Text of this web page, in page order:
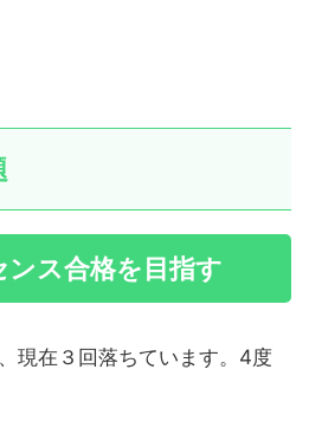
ス合格を目指す
現在３回落ちています。4度